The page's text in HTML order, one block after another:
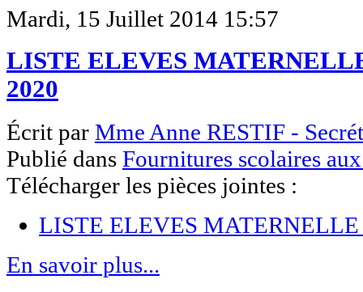
Mardi, 15 Juillet 2014 15:57
LISTE ELEVES
2020
Écrit par Mme Anne RESTIF -
Publié dans Fournitures scolaires
Télécharger les pièces jointes :
LISTE ELEVES
En savoir plus...